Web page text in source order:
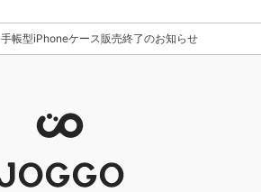
手帳型iPhoneケース販売終了のお知らせ